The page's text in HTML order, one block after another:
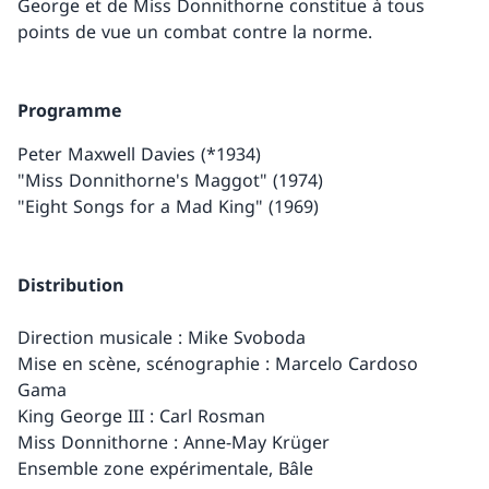
George et de Miss Donnithorne constitue à tous
points de vue un combat contre la norme.
Programme
Peter Maxwell Davies (*1934)
"Miss Donnithorne's Maggot" (1974)
"Eight Songs for a Mad King" (1969)
Distribution
Direction musicale : Mike Svoboda
Mise en scène, scénographie : Marcelo Cardoso
Gama
King George III : Carl Rosman
Miss Donnithorne : Anne-May Krüger
Ensemble zone expérimentale, Bâle